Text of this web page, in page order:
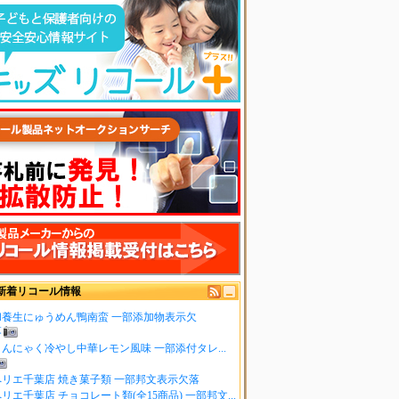
着リコール情報
生にゅうめん鴨南蛮 一部添加物表示欠
にゃく冷やし中華レモン風味 一部添付タレ...
エ千葉店 焼き菓子類 一部邦文表示欠落
エ千葉店 チョコレート類(全15商品) 一部邦文...